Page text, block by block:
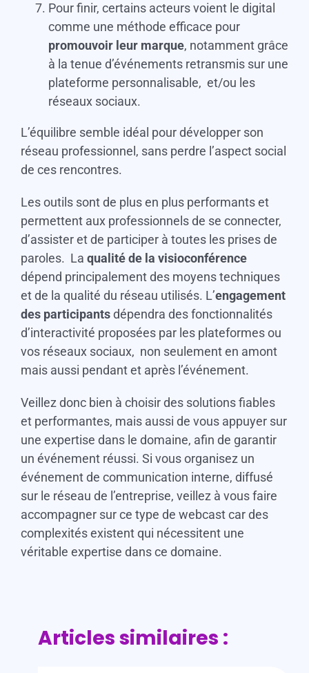
Pour finir, certains acteurs voient le digital
comme une méthode efficace pour
promouvoir leur marque, notamment grâce
à la tenue d’événements retransmis sur une
plateforme personnalisable, et/ou les
réseaux sociaux.
L’équilibre semble idéal pour développer son
réseau professionnel, sans perdre l’aspect social
de ces rencontres.
Les outils sont de plus en plus performants et
permettent aux professionnels de se connecter,
d’assister et de participer à toutes les prises de
paroles. La qualité de la visioconférence
dépend principalement des moyens techniques
et de la qualité du réseau utilisés. L’engagement
des participantsdépendra des fonctionnalités
d’interactivité proposées par les plateformes ou
vos réseaux sociaux, non seulement en amont
mais aussi pendant et après l’événement.
Veillez donc bien à choisir des solutions fiables
et performantes, mais aussi de vous appuyer sur
une expertise dans le domaine, afin de garantir
un événement réussi. Si vous organisez un
événement de communication interne, diffusé
sur le réseau de l’entreprise, veillez à vous faire
accompagner sur ce type de webcast car des
complexités existent qui nécessitent une
véritable expertise dans ce domaine.
Articles similaires :